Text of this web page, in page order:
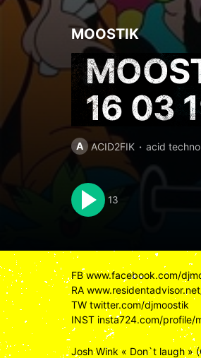
MOOSTIK
16 03
A ACID2FIK acid techno
13
FBwww.facebook.com/
RA
TW twitter.com/djmoostik
INST insta724.com/profile/
Josh Wink « Don`t laugh »